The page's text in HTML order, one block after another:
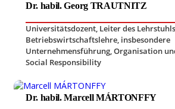
Dr. habil. Georg TRAUTNITZ
Universitätsdozent, Leiter des
Betriebswirtschaftslehre, insbesondere
Unternehmensführung, Organisation
Social Responsibility
Dr. habil. Marcell MÁRTONFFY